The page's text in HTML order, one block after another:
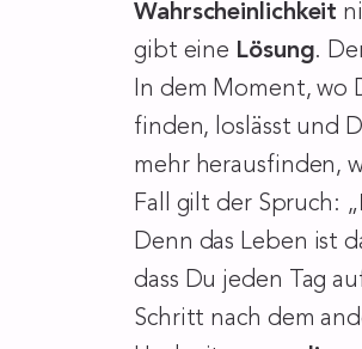
Wahrscheinlichkeit
gibt eine Lösung.
In dem Moment, wo
finden, loslässt und
mehr herausfinden,
Fall gilt der Spruch: „
Denn das Leben ist
dass Du jeden Tag
Schritt nach dem